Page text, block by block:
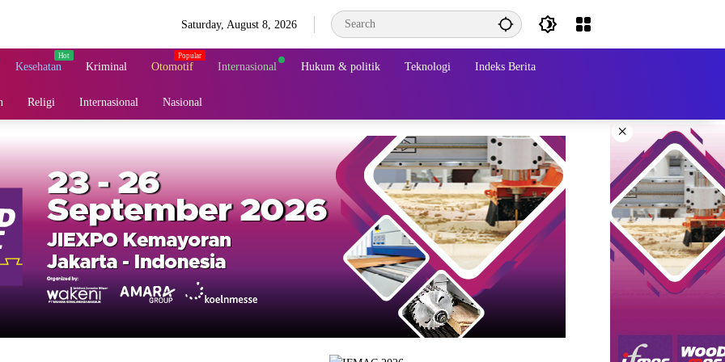
Saturday, August 8, 2026
Kesehatan Kriminal Otomotif Internasional Hukum & politik Teknologi Indeks Berita
Religi Internasional Nasional
×